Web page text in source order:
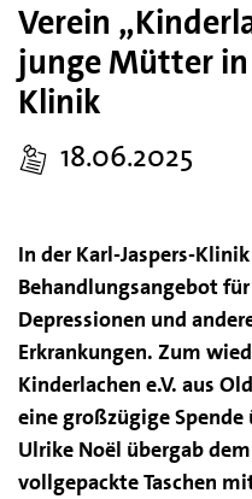
Verein
junge Mütter in
Klinik
18.06.2025
In der Karl-Jaspers-
Behandlungsangebot
Depressionen und
Erkrankungen. Zum
Kinderlachen e.V. aus
eine großzügige
Ulrike Noël übergab
vollgepackte Taschen